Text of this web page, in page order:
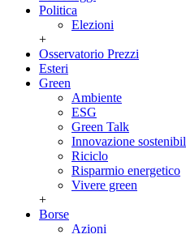
Politica
Elezioni
+
Osservatorio Prezzi
Esteri
Green
Ambiente
ESG
Green Talk
Innovazione
Riciclo
Risparmio energetico
Vivere green
+
Borse
Azioni